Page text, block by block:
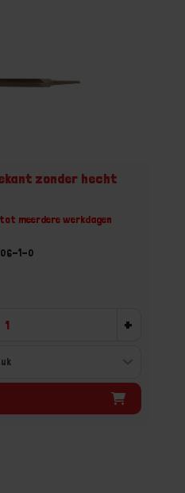
zonder hecht
meerdere werkdagen
06-1-0
+